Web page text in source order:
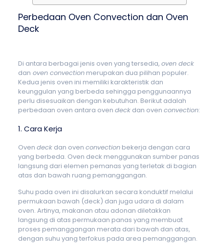
Perbedaan Oven Convection dan Oven
Deck
Di antara berbagai jenis oven yang tersedia, oven deck
dan oven convectionmerupakan dua pilihan populer.
Kedua jenis oven ini memiliki karakteristik dan
keunggulan yang berbeda sehingga penggunaannya
perlu disesuaikan dengan kebutuhan. Berikut adalah
perbedaan oven antara oven deckdan oven convection:
1. Cara Kerja
Oven deckdan oven convectionbekerja dengan cara
yang berbeda. Oven deck menggunakan sumber panas
langsung dari elemen pemanas yang terletak di bagian
atas dan bawah ruang pemanggangan.
Suhu pada oven ini disalurkan secara konduktif melalui
permukaan bawah (deck) dan juga udara di dalam
oven. Artinya, makanan atau adonan diletakkan
langsung di atas permukaan panas yang membuat
proses pemanggangan merata dari bawah dan atas,
dengan suhu yang terfokus pada area pemanggangan.